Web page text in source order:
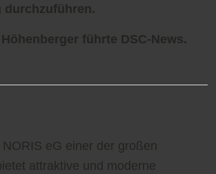
durchzuführen.
führte DSC-News.
eG einer der großen
attraktive und moderne